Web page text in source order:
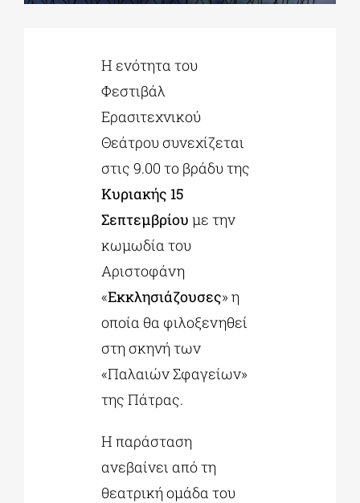
ΕΚΠΑΙΔΕΥΤΙΚΑ ΙΔΡΥΜΑΤΑ
Η ενότητα του
Φεστιβάλ
Ερασιτεχνικού
Θεάτρου συνεχίζεται
στις 9.00 το βράδυ της
Κυριακής 15
Σεπτεμβρίου με την
κωμωδία του
Αριστοφάνη
«Εκκλησιάζουσες» η
οποία θα φιλοξενηθεί
στη σκηνή των
«Παλαιών Σφαγείων»
της Πάτρας.
Η παράσταση
ανεβαίνει από τη
θεατρική ομάδα του